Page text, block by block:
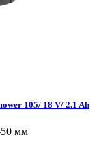
105/ 18 V/ 2.1 Ah
50 мм